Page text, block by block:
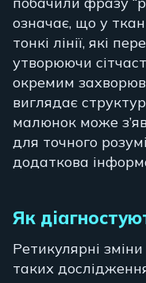
означає, що у
тонкі лінії, які
утворюючи
окремим
виглядає
малюнок може
для точного
додаткова
Як
Ретикулярні
таких